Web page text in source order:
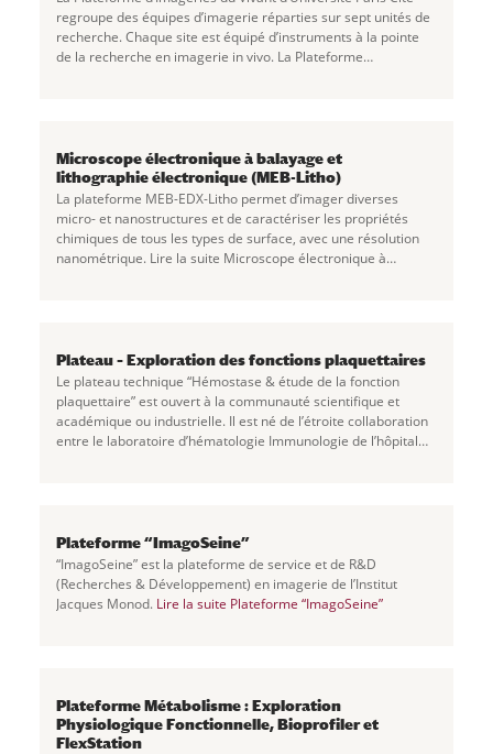
regroupe des équipes d’imagerie réparties sur sept unités de
recherche. Chaque site est équipé d’instruments à la pointe
de la recherche en imagerie in vivo. La Plateforme
Microscope électronique à balayage et
lithographie électronique (MEB-Litho)
La plateforme MEB-EDX-Litho permet d’imager diverses
micro- et nanostructures et de caractériser les propriétés
chimiques de tous les types de surface, avec une résolution
nanométrique. Lire la suite Microscope électronique à
Plateau – Exploration des fonctions plaquettaires
Le plateau technique “Hémostase & étude de la fonction
plaquettaire” est ouvert à la communauté scientifique et
académique ou industrielle. Il est né de l’étroite collaboration
entre le laboratoire d’hématologie Immunologie de l’hôpital
Plateforme “ImagoSeine”
“ImagoSeine” est la plateforme de service et de R&D
(Recherches & Développement) en imagerie de l’Institut
Jacques Monod. Lire la suite Plateforme “ImagoSeine”
Plateforme Métabolisme : Exploration
Physiologique Fonctionnelle, Bioprofiler et
FlexStation